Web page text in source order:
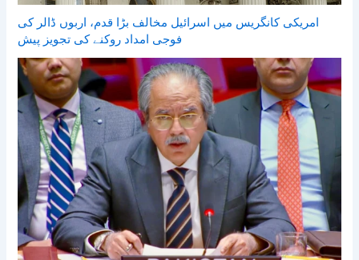
امریکی کانگریس میں اسرائیل مخالف بڑا قدم، اربوں ڈالر کی
فوجی امداد روکنے کی تجویز پیش